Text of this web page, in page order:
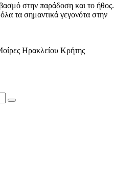
στην παράδοση και το ήθος.
τα σημαντικά γεγονότα στην
Ηρακλείου Κρήτης